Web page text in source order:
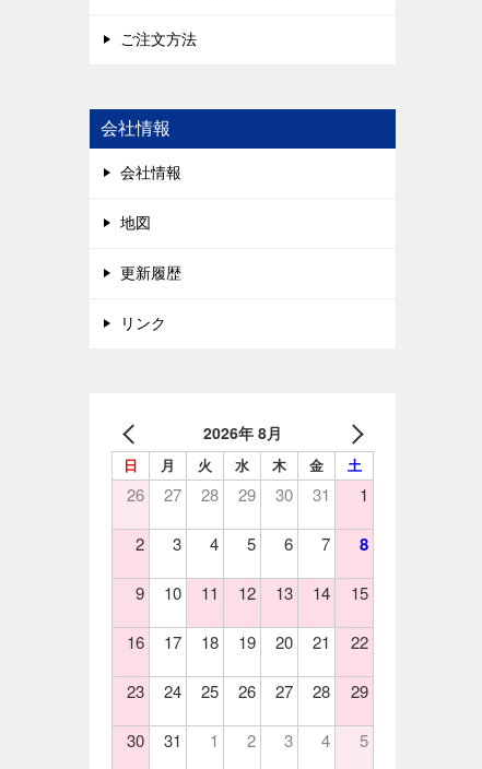
ご注文方法
会社情報
会社情報
地図
更新履歴
リンク
2026年 8月
日 月 火 水 木 金 土
26 27 28 29 30 31 1
2 3 4 5 6 7 8
9 10 11 12 13 14 15
16 17 18 19 20 21 22
23 24 25 26 27 28 29
30 31 1 2 3 4 5